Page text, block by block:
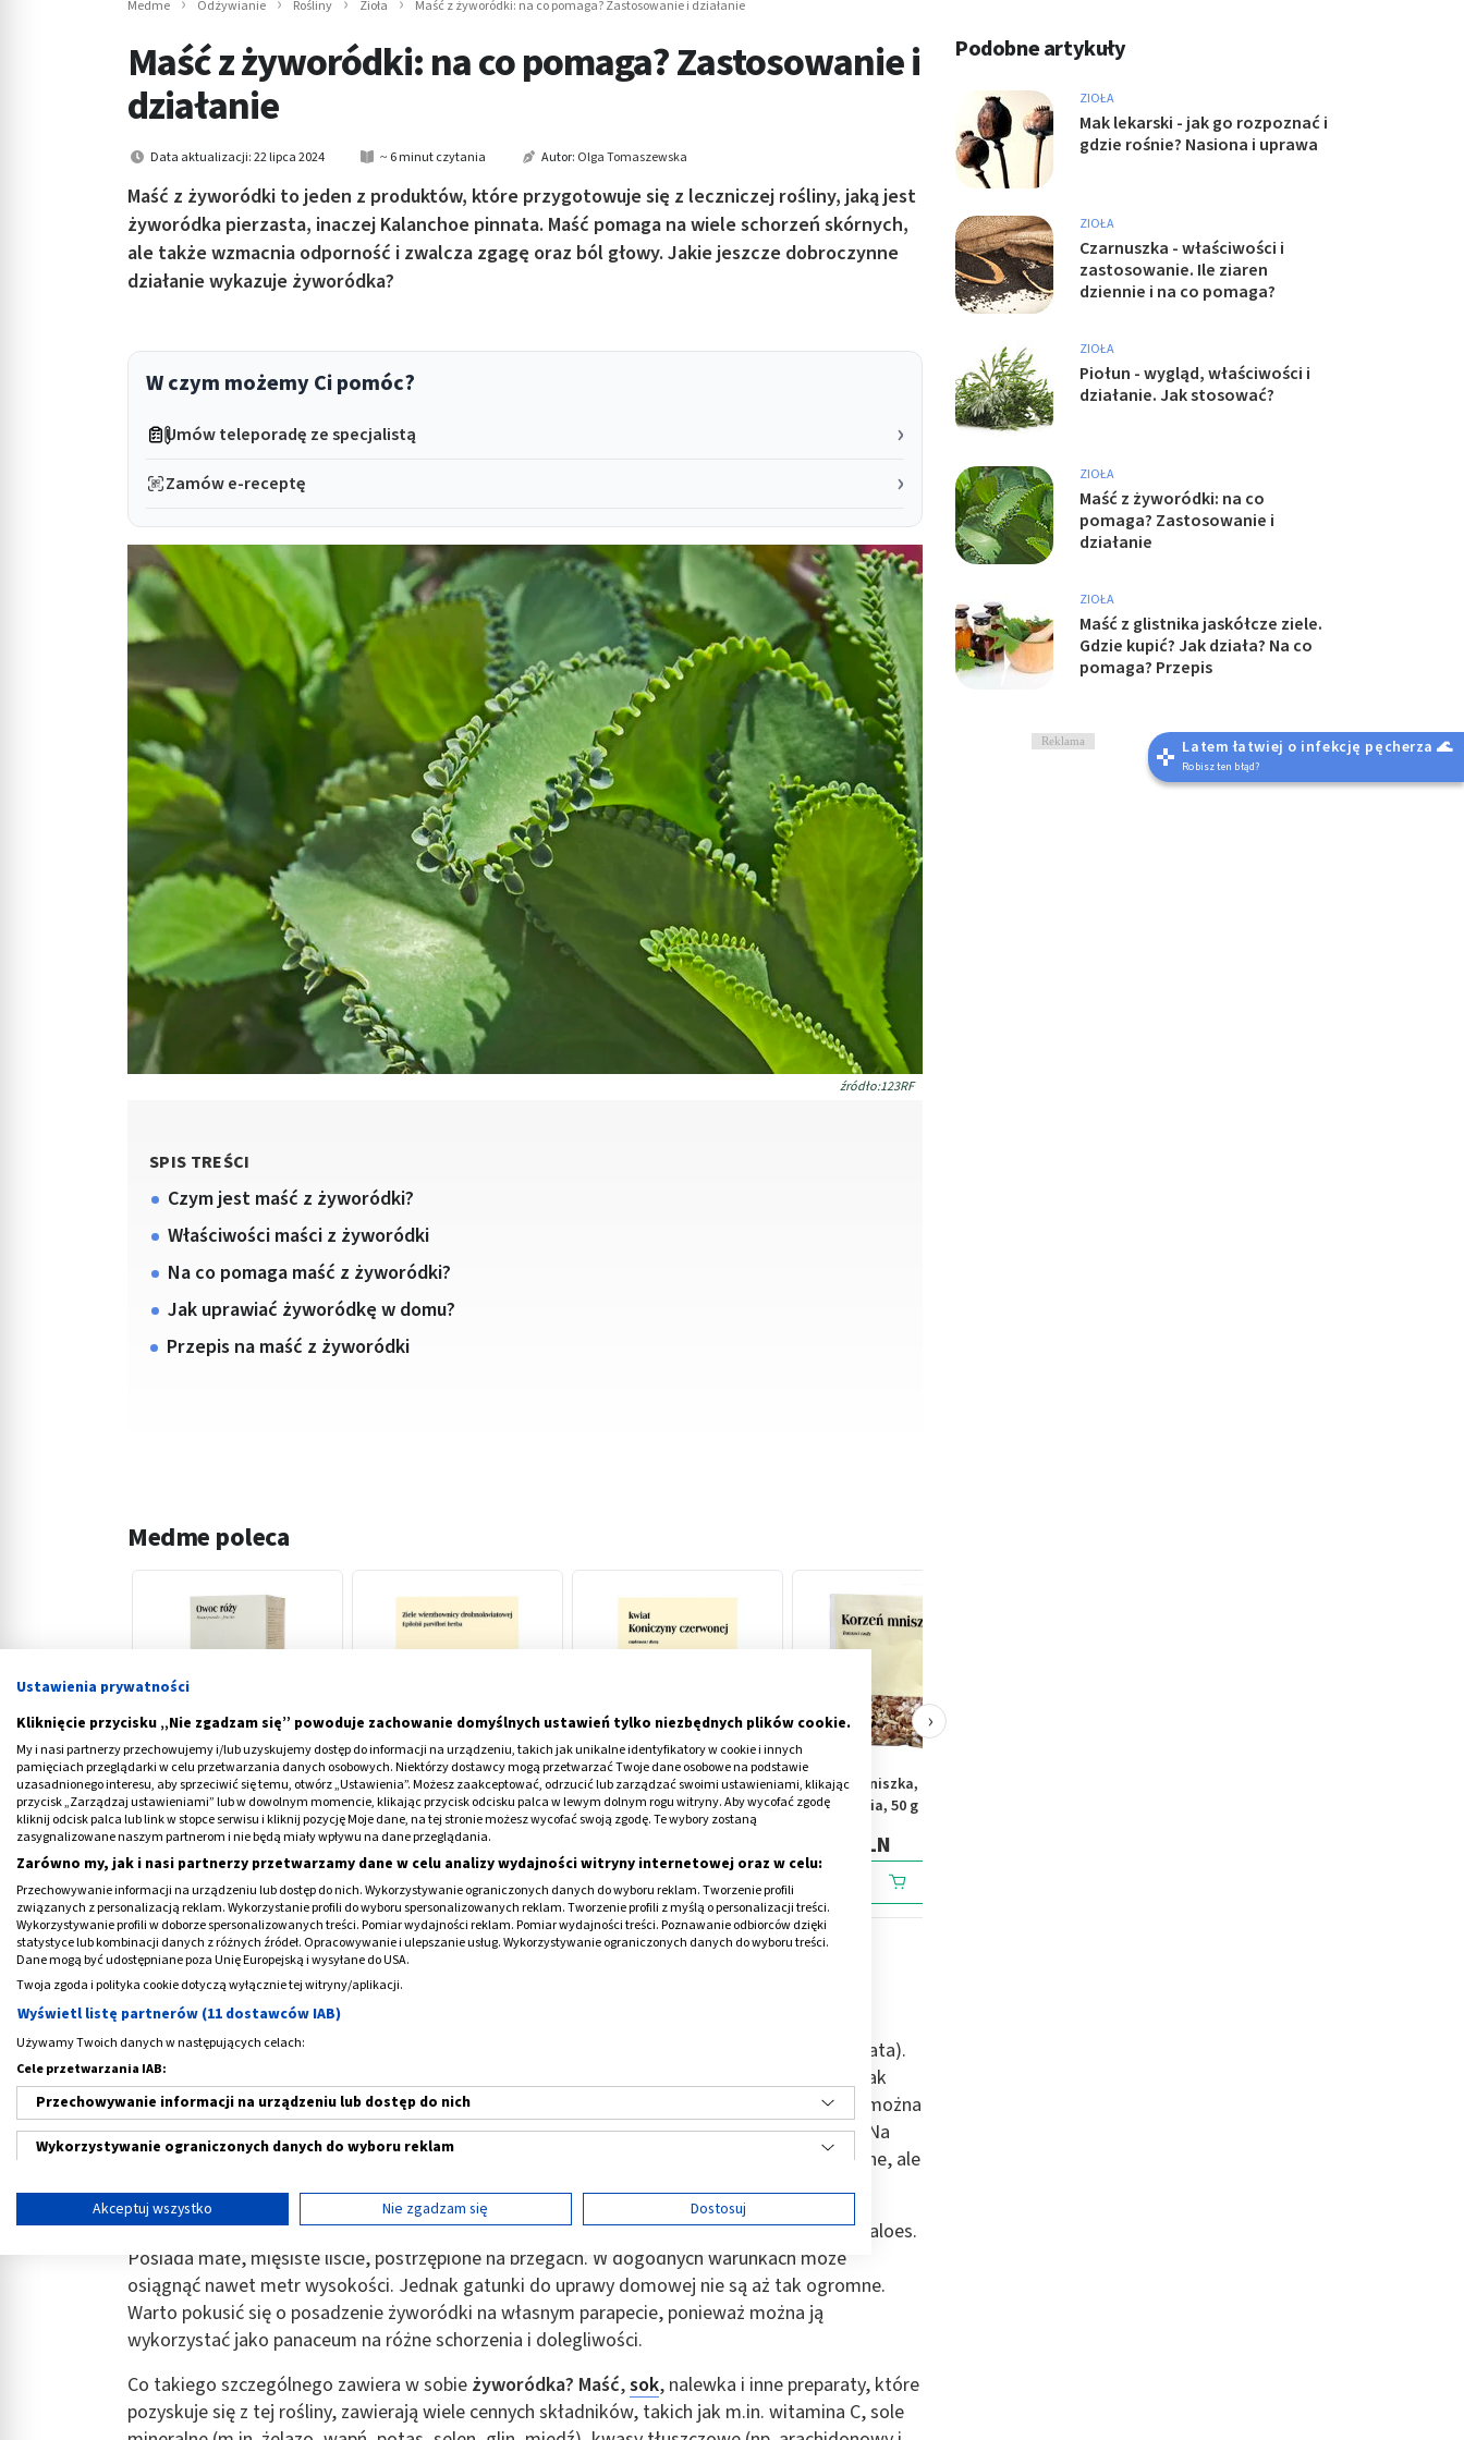
Medme Odżywianie Rośliny Zioła Maść z żyworódki: na co pomaga? Zastosowanie i działanie
Maść z żyworódki: na co pomaga? Zastosowanie i
działanie
Data aktualizacji: 22 lipca 2024 ~ 6 minut czytania Autor: Olga Tomaszewska
Maść z żyworódki to jeden z produktów, które przygotowuje się z leczniczej rośliny, jaką jest
żyworódka pierzasta, inaczej Kalanchoe pinnata. Maść pomaga na wiele schorzeń skórnych,
ale także wzmacnia odporność i zwalcza zgagę oraz ból głowy. Jakie jeszcze dobroczynne
działanie wykazuje żyworódka?
W czym możemy Ci pomóc?
Umów teleporadę ze specjalistą
Zamów e-receptę
źródło:123RF
SPIS TREŚCI
Czym jest maść z żyworódki?
Właściwości maści z żyworódki
Na co pomaga maść z żyworódki?
Jak uprawiać żyworódkę w domu?
Przepis na maść z żyworódki
Medme poleca
Owoc róży, zioła do
zaparzania, 50 g (Flos)
5,09 PLN
Ziele wierzbownicy, ziola
do zaparz., 100 g
6,99 PLN
Kwiat koniczyny
czerwonej, zioła do
zaparzania, 50 g
Korzeń mniszka, zioła do
zaparzania, 50 g (Flos)
4,79 PLN
‹ ›
Czym jest maść z żyworódki?
Maśćz żyworódkijest wytwarzana z rośliny o nazwie żyworódka pierzasta (Kalanchoe pinnata).
Żyworódka pochodzi z gorących, tropikalnych klimatów, jej ojczyzną jest Madagaskar, jednak
rośnie także w innych częściach Afryki oraz w Ameryce Środkowej, Australii i Azji. W Polsce można
ją hodować wyłącznie w doniczce, z której to możliwości często korzystały osoby starsze. Na
jakiś czas zapomniano o tej roślinie, jednak od kilku lat wraca na parapety, nie tylko kuchenne, ale
także salonowe.
Kalanchoe pierzaste należy do rodziny roślin gruboszowatych, z wyglądu przypomina nieco aloes.
Posiada małe, mięsiste liście, postrzępione na brzegach. W dogodnych warunkach może
osiągnąć nawet metr wysokości. Jednak gatunki do uprawy domowej nie są aż tak ogromne.
Warto pokusić się o posadzenie żyworódki na własnym parapecie, ponieważ można ją
wykorzystać jako panaceum na różne schorzenia i dolegliwości.
Co takiego szczególnego zawiera w sobie żyworódka? Maść,sok, nalewka i inne preparaty, które
pozyskuje się z tej rośliny, zawierają wiele cennych składników, takich jak m.in. witamina C, sole
Podobne artykuły
ZIOŁA
Mak lekarski - jak go rozpoznać i
gdzie rośnie? Nasiona i uprawa
ZIOŁA
Czarnuszka - właściwości i
zastosowanie. Ile ziaren
dziennie i na co pomaga?
ZIOŁA
Piołun - wygląd, właściwości i
działanie. Jak stosować?
ZIOŁA
Maść z żyworódki: na co
pomaga? Zastosowanie i
działanie
ZIOŁA
Maść z glistnika jaskółcze ziele.
Gdzie kupić? Jak działa? Na co
pomaga? Przepis
Reklama Latem łatwiej o infekcję pęcherza 🌊
Robisz ten błąd?
Ustawienia prywatności
Kliknięcie przycisku „Nie zgadzam się” powoduje zachowanie domyślnych ustawień tylko niezbędnych plików cookie.
My i nasi partnerzy przechowujemy i/lub uzyskujemy dostęp do informacji na urządzeniu, takich jak unikalne identyfikatory w cookie i innych
pamięciach przeglądarki w celu przetwarzania danych osobowych. Niektórzy dostawcy mogą przetwarzać Twoje dane osobowe na podstawie
uzasadnionego interesu, aby sprzeciwić się temu, otwórz „Ustawienia”. Możesz zaakceptować, odrzucić lub zarządzać swoimi ustawieniami, klikając
przycisk „Zarządzaj ustawieniami” lub w dowolnym momencie, klikając przycisk odcisku palca w lewym dolnym rogu witryny. Aby wycofać zgodę
kliknij odcisk palca lub link w stopce serwisu i kliknij pozycję Moje dane, na tej stronie możesz wycofać swoją zgodę. Te wybory zostaną
zasygnalizowane naszym partnerom i nie będą miały wpływu na dane przeglądania.
Zarówno my, jak i nasi partnerzy przetwarzamy dane w celu analizy wydajności witryny internetowej oraz w celu:
Przechowywanie informacji na urządzeniu lub dostęp do nich. Wykorzystywanie ograniczonych danych do wyboru reklam. Tworzenie profili
związanych z personalizacją reklam. Wykorzystanie profili do wyboru spersonalizowanych reklam. Tworzenie profili z myślą o personalizacji treści.
Wykorzystywanie profili w doborze spersonalizowanych treści. Pomiar wydajności reklam. Pomiar wydajności treści. Poznawanie odbiorców dzięki
statystyce lub kombinacji danych z różnych źródeł. Opracowywanie i ulepszanie usług. Wykorzystywanie ograniczonych danych do wyboru treści.
Dane mogą być udostępniane poza Unię Europejską i wysyłane do USA.
Twoja zgoda i polityka cookie dotyczą wyłącznie tej witryny/aplikacji.
Wyświetl listę partnerów (11 dostawców IAB)
Używamy Twoich danych w następujących celach:
Cele przetwarzania IAB:
Przechowywanie informacji na urządzeniu lub dostęp do nich
Wykorzystywanie ograniczonych danych do wyboru reklam
Tworzenie profili w celu spersonalizowanych reklam
Tworzenie profili w celu personalizacji treści
Wykorzystywanie profili w celu doboru spersonalizowanych treści
Pomiar efektywności treści
Akceptuj wszystko Nie zgadzam się Dostosuj